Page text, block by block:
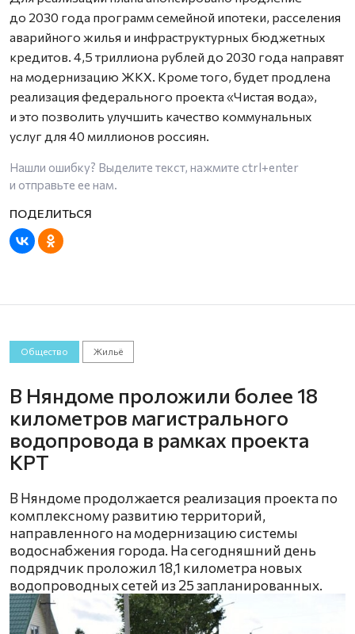
до 2030 года программ семейной ипотеки, расселения
аварийного жилья и инфраструктурных бюджетных
кредитов. 4,5 триллиона рублей до 2030 года направят
на модернизацию ЖКХ. Кроме того, будет продлена
реализация федерального проекта «Чистая вода»,
и это позволить улучшить качество коммунальных
услуг для 40 миллионов россиян.
Нашли ошибку? Выделите текст, нажмите ctrl+enter
и отправьте ее нам.
Общество Жильё
В Няндоме проложили более 18
километров магистрального
водопровода в рамках проекта
КРТ
В Няндоме продолжается реализация проекта по
комплексному развитию территорий,
направленного на модернизацию системы
водоснабжения города. На сегодняшний день
подрядчик проложил 18,1 километра новых
водопроводных сетей из 25 запланированных.